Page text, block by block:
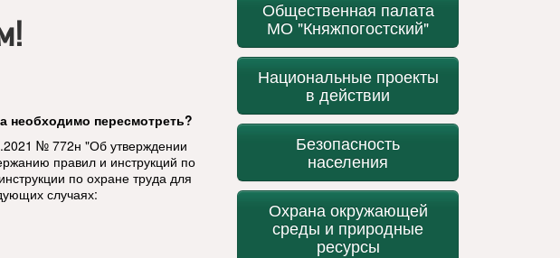
необходимо пересмотреть?
№ 772н "Об утверждении
правил и инструкций по
по охране труда для
случаях:
Общественная палата
МО "Княжпогостский"
Национальные проекты
в действии
Безопасность
населения
Охрана окружающей
среды и природные
ресурсы